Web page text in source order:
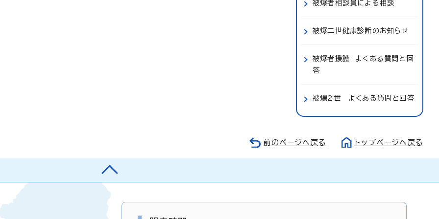
被爆者相談員による相談
被爆二世健康診断のお知らせ
被爆者援護 よくある質問と回
答
被爆2世 よくある質問と回答
前のページへ戻る トップページへ戻る